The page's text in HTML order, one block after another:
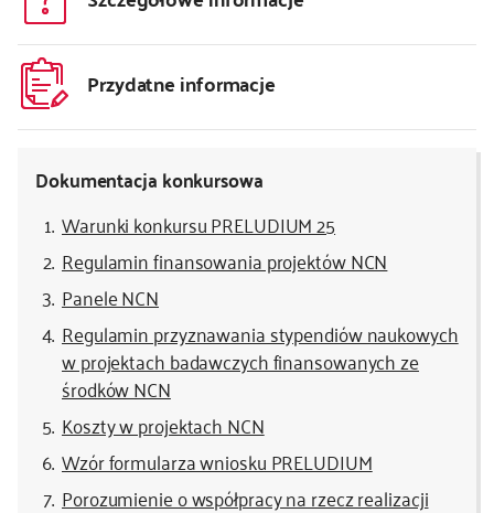
Przydatne informacje
Dokumentacja konkursowa
Warunki konkursu PRELUDIUM 25
Regulamin finansowania projektów NCN
Panele NCN
Regulamin przyznawania stypendiów naukowych
w projektach badawczych finansowanych ze
środków NCN
Koszty w projektach NCN
Wzór formularza wniosku PRELUDIUM
Porozumienie o współpracy na rzecz realizacji